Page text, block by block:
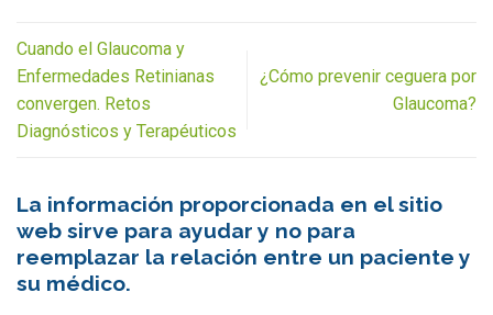
Cuando el Glaucoma y
Enfermedades Retinianas
convergen. Retos
Diagnósticos y Terapéuticos
¿Cómo prevenir ceguera por
Glaucoma?
La información proporcionada en el sitio
web sirve para ayudar y no para
reemplazar la relación entre un paciente y
su médico.